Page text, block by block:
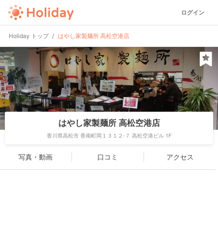
ログイン
Holiday トップ はやし家製麺所 高松空港店
はやし家製麺所 高松空港店
香川県高松市 香南町岡１３１２-７ 高松空港ビル 1F
写真・動画 口コミ アクセス